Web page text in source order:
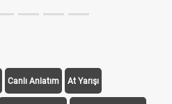
Canlı Anlatım At Yarışı